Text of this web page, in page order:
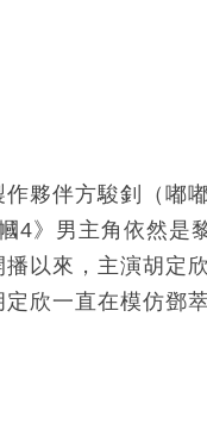
夥伴方駿釗（嘟嘟
4》男主角依然是
以來，主演胡定
欣一直在模仿鄧萃